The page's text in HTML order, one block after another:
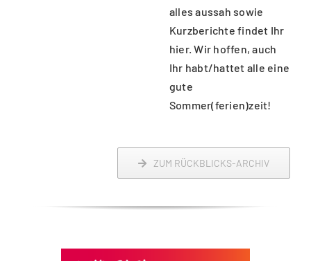
alles aussah sowie
Kurzberichte findet Ihr
hier. Wir hoffen, auch
Ihr habt/hattet alle eine
gute
Sommer(ferien)zeit!
ZUM RÜCKBLICKS-ARCHIV